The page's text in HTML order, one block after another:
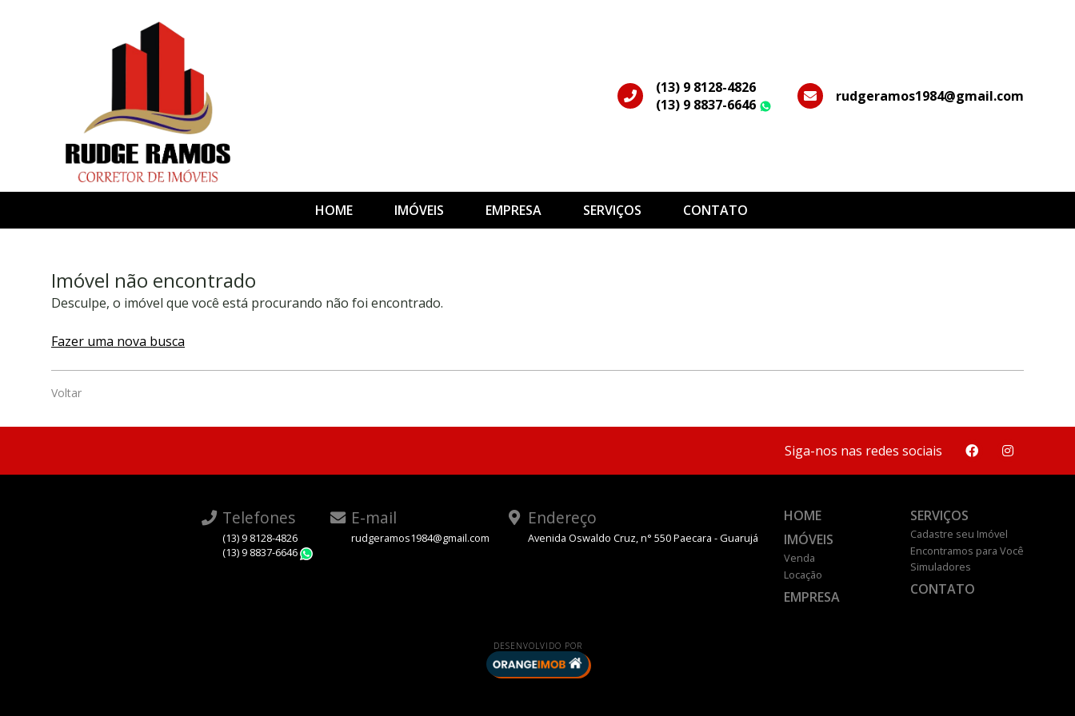
(13) 9 8128-4826
(13) 9 8837-6646
WhatsApp
rudgeramos1984@gmail.com
HOME IMÓVEIS EMPRESA SERVIÇOS CONTATO
Imóvel não encontrado
Desculpe, o imóvel que você está procurando não foi encontrado.
Fazer uma nova busca
Voltar
Siga-nos nas redes sociais
Telefones
(13) 9 8128-4826
(13) 9 8837-6646
E-mail
rudgeramos1984@gmail.com
Endereço
Avenida Oswaldo Cruz, n° 550 Paecara - Guarujá
HOME
IMÓVEIS
Venda
Locação
EMPRESA
SERVIÇOS
Cadastre seu Imóvel
Encontramos para Você
Simuladores
CONTATO
DESENVOLVIDO POR